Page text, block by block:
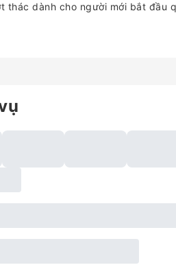
thác dành cho người mới bắt đầu